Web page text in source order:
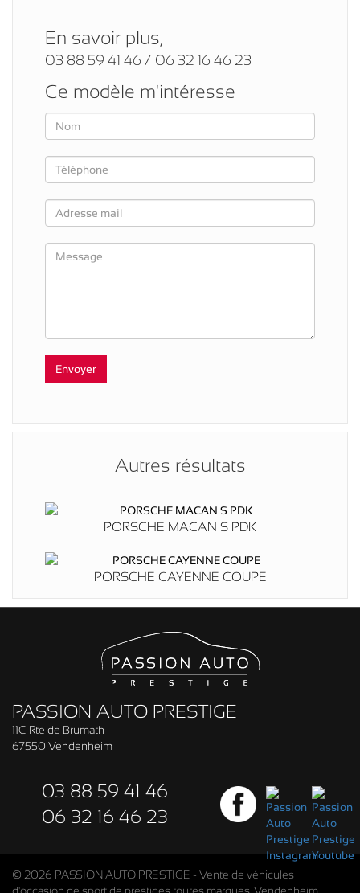
En savoir plus,
03 88 59 41 46 / 06 32 16 46 23
Ce modèle m'intéresse
Autres résultats
PORSCHE MACAN S PDK
PORSCHE CAYENNE COUPE
PASSION AUTO PRESTIGE
11C Rte de Brumath
67550 Vendenheim
03 88 59 41 46
06 32 16 46 23
© 2026 PASSION AUTO PRESTIGE - Vente de véhicules
d'occasion de sport de prestiges toutes marques, Vendenheim,